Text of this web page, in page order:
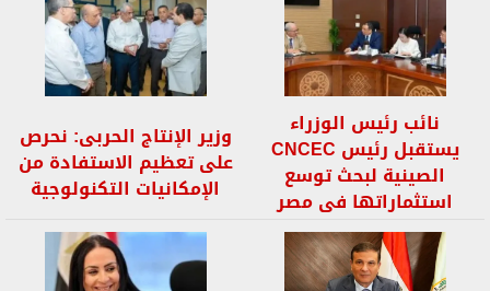
نائب رئيس الوزراء
يستقبل رئيس CNCEC
الصينية لبحث توسع
استثماراتها فى مصر
وزير الإنتاج الحربى: نحرص
على تعظيم الاستفادة من
الإمكانيات التكنولوجية